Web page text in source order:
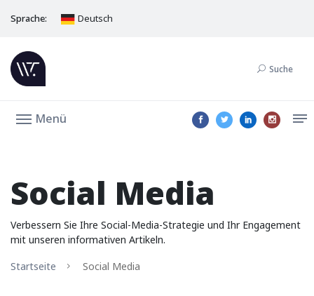
Sprache: Deutsch
Suche
Menü
Social Media
Verbessern Sie Ihre Social-Media-Strategie und Ihr Engagement
mit unseren informativen Artikeln.
Startseite
Social Media